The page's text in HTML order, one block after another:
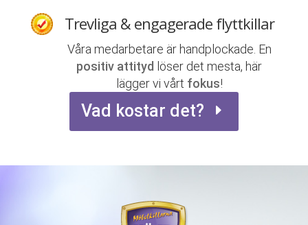
Trevliga & engagerade flyttkillar
Våra medarbetare är handplockade. En
positiv attityd löser det mesta, här
lägger vi vårt fokus!
Vad kostar det?